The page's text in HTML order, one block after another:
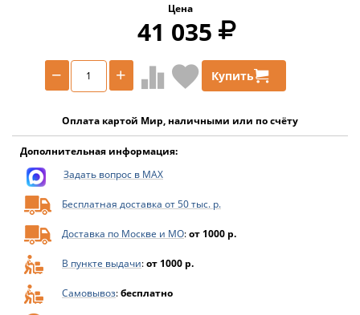
Цена
41 035
+
− Купить
Оплата картой Мир, наличными или по счёту
Дополнительная информация:
Задать вопрос в MAX
Бесплатная доставка от 50 тыс. р.
Доставка по Москве и МО:от 1000 р.
В пункте выдачи:от 1000 р.
Самовывоз:бесплатно